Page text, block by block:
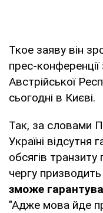
Ткое заяву він
прес-
Австрійської
сьогодні в Києві.
Так, за словами
Україні відсутня
обсягів
чергу
зможе
"Адже мова йде